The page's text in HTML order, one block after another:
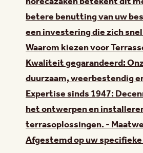
betere benutting van uw
een investering die zich
Waarom kiezen voor
Kwaliteit gegarandeerd:
duurzaam, weerbestendig
Expertise sinds 1947:
het ontwerpen en
terrasoplossingen. -
Afgestemd op uw